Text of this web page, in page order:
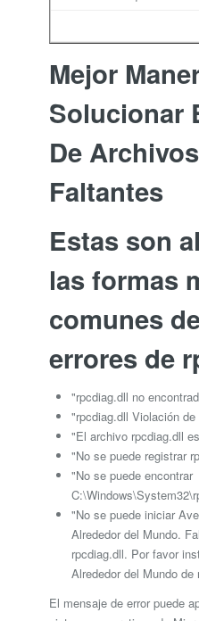
Mejor
Solucionar
De
Faltantes
Estas son
las formas
comunes
errores de
"rpcdiag.dll no
"rpcdiag.dll Violación
"El archivo rpcdiag.dll
"No se puede registrar
"No se puede encontrar
"No se puede iniciar
Alrededor del Mundo.
rpcdiag.dll. Por favor
Alrededor del Mundo de
El mensaje de error puede